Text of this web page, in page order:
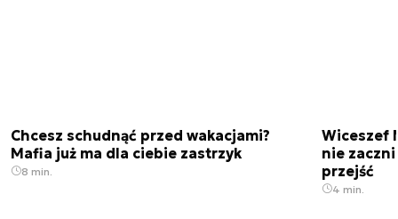
Chcesz schudnąć przed wakacjami?
Mafia już ma dla ciebie zastrzyk
8 min.
Wiceszef
nie
przejść
4 min.